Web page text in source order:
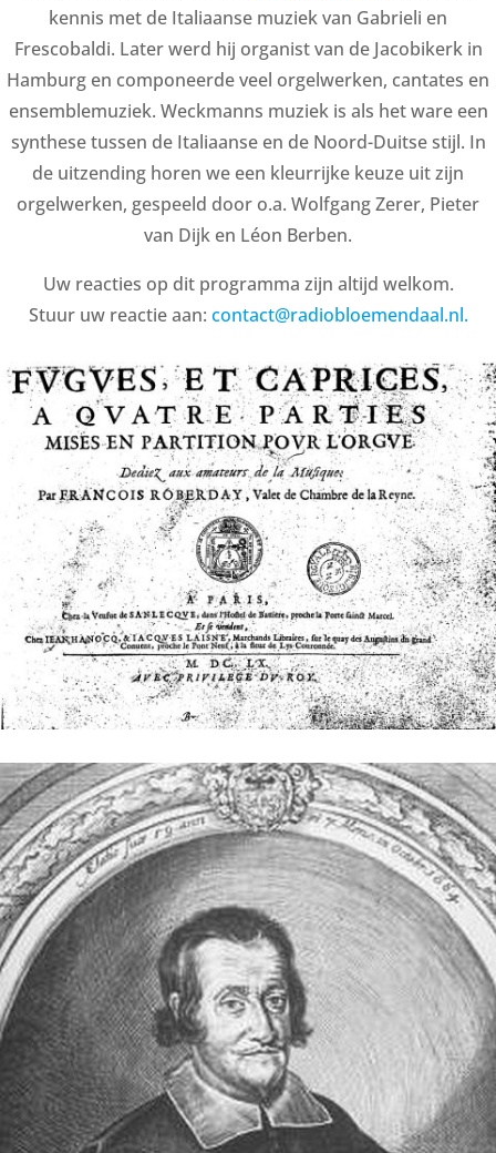
kennis met de Italiaanse muziek van Gabrieli en
Frescobaldi. Later werd hij organist van de Jacobikerk in
Hamburg en componeerde veel orgelwerken, cantates en
ensemblemuziek. Weckmanns muziek is als het ware een
synthese tussen de Italiaanse en de Noord-Duitse stijl. In
de uitzending horen we een kleurrijke keuze uit zijn
orgelwerken, gespeeld door o.a. Wolfgang Zerer, Pieter
van Dijk en Léon Berben.
Uw reacties op dit programma zijn altijd welkom.
Stuur uw reactie aan: contact@radiobloemendaal.nl.